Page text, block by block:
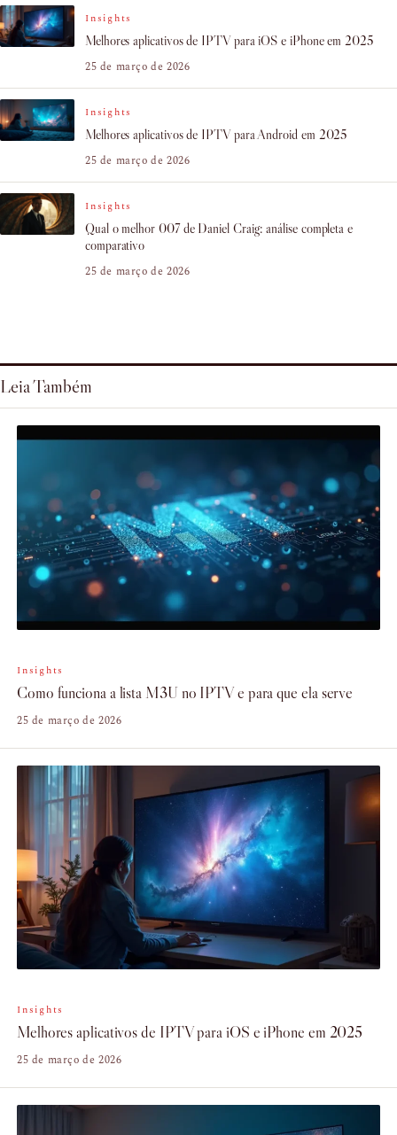
Insights
Melhores aplicativos de IPTV para iOS e iPhone em 2025
25 de março de 2026
Insights
Melhores aplicativos de IPTV para Android em 2025
25 de março de 2026
Insights
Qual o melhor 007 de Daniel Craig: análise completa e
comparativo
25 de março de 2026
Leia Também
Insights
Como funciona a lista M3U no IPTV e para que ela serve
25 de março de 2026
Insights
Melhores aplicativos de IPTV para iOS e iPhone em 2025
25 de março de 2026